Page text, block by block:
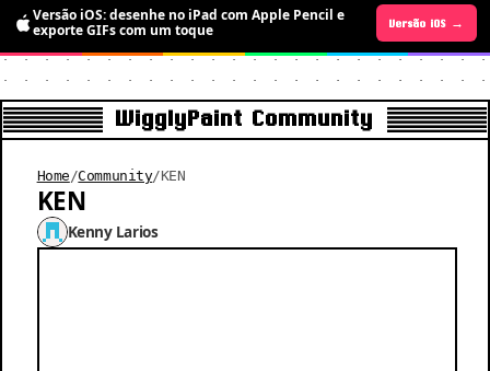
Versão Android →
Versão iOS: desenhe no iPad com Apple Pencil e
exporte GIFs com um toque
Versão iOS →
WigglyPaint Community
Home /Community/KEN
KEN
Kenny Larios